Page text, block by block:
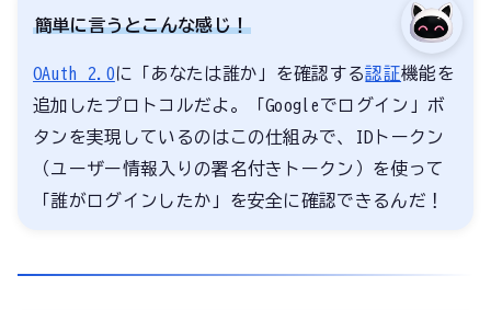
簡単に言うとこんな感じ！
OAuth 2.0に「あなたは誰か」を確認する認証機能を
追加したプロトコルだよ。「Googleでログイン」ボ
タンを実現しているのはこの仕組みで、IDトークン
（ユーザー情報入りの署名付きトークン）を使って
「誰がログインしたか」を安全に確認できるんだ！